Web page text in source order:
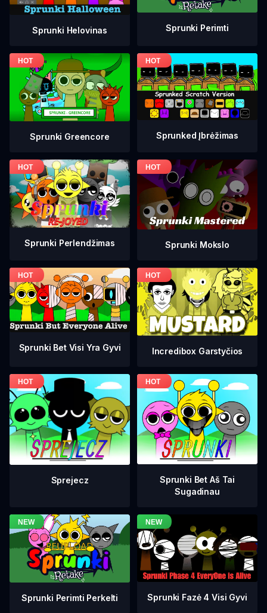
Sprunki Helovinas Sprunki Perimti
Sprunki Greencore Sprunked Įbrėžimas
Sprunki Perlendžimas Sprunki Mokslo
Sprunki Bet Visi Yra Gyvi Incredibox Garstyčios
Sprejecz
Sprunki Bet Aš Tai
Sugadinau
Sprunki Perimti Perkelti Sprunki Fazė 4 Visi Gyvi